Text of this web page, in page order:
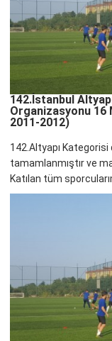
142.İstanbul
Organizasyonu 16
2011-2012)
142.Altyapı
tamamlanmıştır ve
Katılan tüm